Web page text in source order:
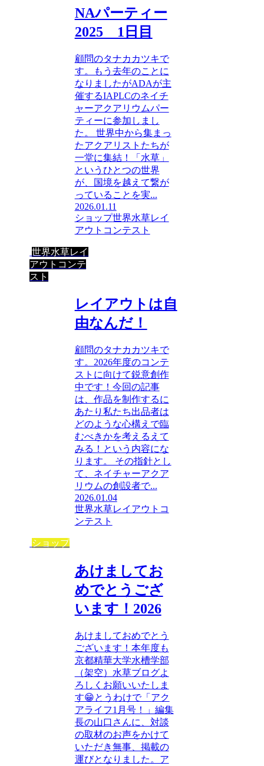
NAパーティー
2025 1日目
顧問のタナカカツキで
す。もう去年のことに
なりましたがADAが主
催するIAPLCのネイチ
ャーアクアリウムパー
ティーに参加しまし
た。 世界中から集まっ
たアクアリストたちが
一堂に集結！「水草」
というひとつの世界
が、国境を越えて繋が
っていることを実...
2026.01.11
ショップ世界水草レイ
アウトコンテスト
世界水草レイ
アウトコンテ
スト
レイアウトは自
由なんだ！
顧問のタナカカツキで
す。2026年度のコンテ
ストに向けて鋭意創作
中です！今回の記事
は、作品を制作するに
あたり私たち出品者は
どのような心構えで臨
むべきかを考えるえて
みる！という内容にな
ります。 その指針とし
て、ネイチャーアクア
リウムの創設者で...
2026.01.04
世界水草レイアウトコ
ンテスト
ショップ
あけましてお
めでとうござ
います！2026
あけましておめでとう
ございます！本年度も
京都精華大学水槽学部
（架空）水草ブログよ
ろしくお願いいたしま
す😁とうわけで「アク
アライフ1月号！」編集
長の山口さんに、対談
の取材のお声をかけて
いただき無事、掲載の
運びとなりました。ア